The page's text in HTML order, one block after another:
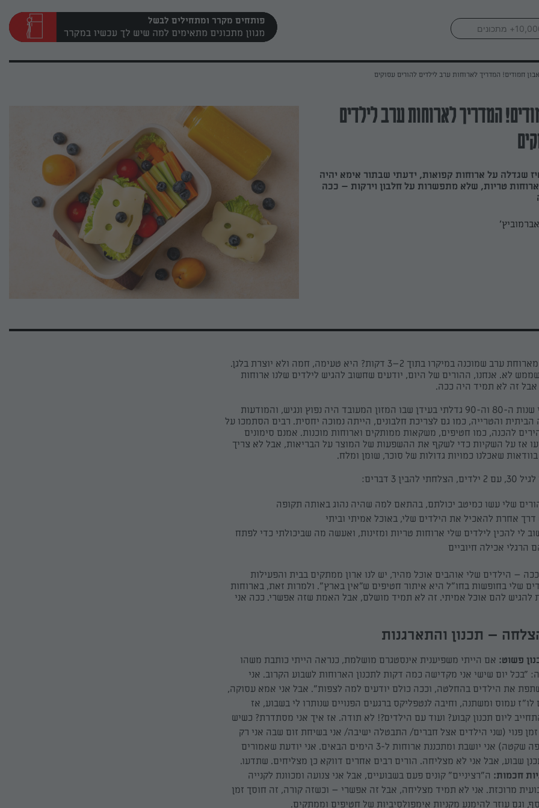
פותחים מקרר ומתחילים לבשל
חמודים! המדריך לארוחות ערב לילדים להורים עסוקים
המדריך לארוחות ערב לילדים
שגדלה על ארוחות קפואות, ידעתי שבתור אימא יהיה
טריות, שלא מתפשרות על חלבון וירקות – ככה
מה יותר מושלם מארוחת ערב שמוכנה במיקרו בתוך 2–3 דקות? היא טעימה, חמה ולא יוצרת בלגן.
לא. אנחנו, ההורים של היום, יודעים שחשוב להגיש לילדים שלנו ארוחות
אבל זה לא תמיד היה ככה.
אני, כמו רוב ילדי שנות ה-80 וה-90 גדלתי בעידן שבו המזון המעובד היה נפוץ ונגיש, והמודעות
הביתית והטרייה, כמו גם לצריכת חלבונים, הייתה נמוכה יחסית. רבים הסתמכו על
להכנה, כמו חטיפים, משקאות ממותקים וארוחות מוכנות. אמנם סימונים
אז על השקיות כדי לשקף את ההשפעות של המוצר על הבריאות, אבל לא צריך
שאכלנו כמויות גדולות של סוכר, שומן ומלח.
3 דברים:
שלי עשו כמיטב יכולתם, בהתאם למה שהיה נהוג באותה תקופה
דרך אחרת להאכיל את הילדים שלי, באוכל אמיתי וביתי
לי להכין לילדים שלי ארוחות טריות ומזינות, ואעשה מה שביכולתי כדי לפתח
הרגלי אכילה חיוביים
– הילדים שלי אוהבים אוכל מהיר, יש לנו ארון ממתקים בבית והפעילות
שלי בחופשות בחו"ל היא איתור חטיפים ש"אין בארץ". ולמרות זאת, בארוחות
להגיש להם אוכל אמיתי. זה לא תמיד מושלם, אבל האמת שזה אפשרי. ככה אני
– תכנון והתארגנות
פשוט: אם הייתי משפיענית אינסטגרם מושלמת, כנראה הייתי כותבת משהו
"בכל יום שישי אני מקדישה כמה דקות לתכנון הארוחות לשבוע הקרוב. אני
את הילדים בהחלטה, וככה כולם יודעים למה לצפות". אבל אני אמא עסוקה,
לו"ז עמוס ומשתנה, וחיבה לנטפליקס ברגעים הפנויים שנותרו לי בשבוע, אז
ליום תכנון קבוע? ועוד עם הילדים?! לא תודה. אז איך אני מסתדרת? כשיש
זמן פנוי (שני הילדים אצל חברים/ התבטלה ישיבה/ אני בשיחת זום שבה אני רק
צופה שקטה) אני יושבת ומתכננת ארוחות ל-3 הימים הבאים. אני יודעת שאמורים
שבוע, אבל אני לא מצליחה. הורים רבים אחרים דווקא כן מצליחים. שתדעו.
חכמות: ה"רציניים" קונים פעם בשבועיים, אבל אני צנועה ומכוונת לקנייה
מרוכזת. אני לא תמיד מצליחה, אבל זה אפשרי – וכשזה קורה, זה חוסך זמן
וגם עוזר להימנע מקניות אימפולסיביות של חטיפים וממתקים.